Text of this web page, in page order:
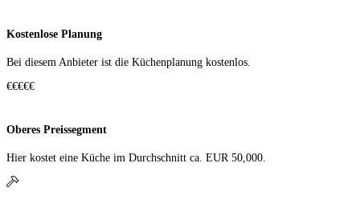
Kostenlose Planung
Bei diesem Anbieter ist die Küchen­planung kostenlos.
€€€€€
Oberes Preissegment
Hier kostet eine Küche im Durch­schnitt ca. EUR 50,000.